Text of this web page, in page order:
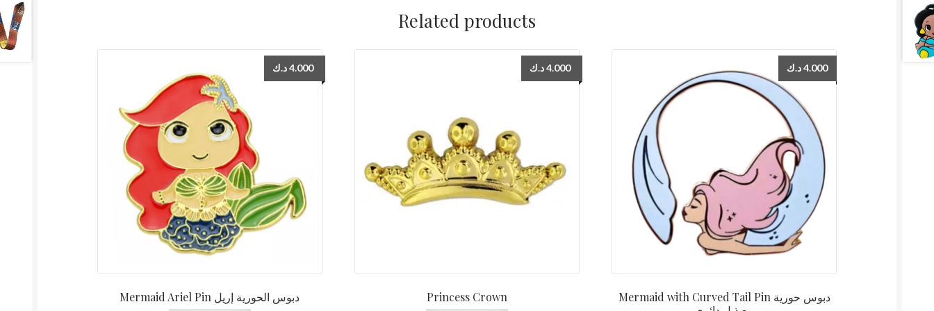
إريل
Related products
Mermaid Ariel Pin دبوس الحورية إريل
4.000د.ك
Princess Crown
4.000د.ك
Mermaid with Curved Tail Pin دبوس حورية
4.000د.ك